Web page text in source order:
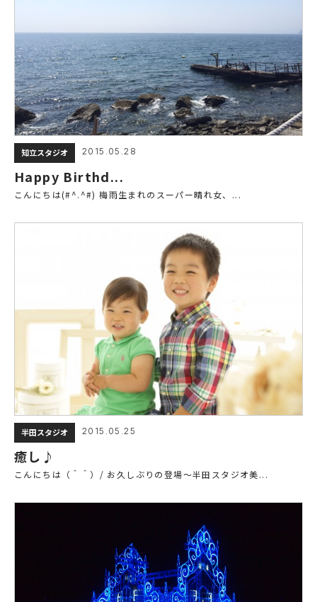
知立スタジオ 2015.05.28
Happy Birthd...
こんにちは(#^.^#) 梅雨生まれのスーパー晴れ女、...
半田スタジオ 2015.05.25
癒し♪
こんにちは（＾＾）/ お久しぶりの登場～半田スタジオ美...